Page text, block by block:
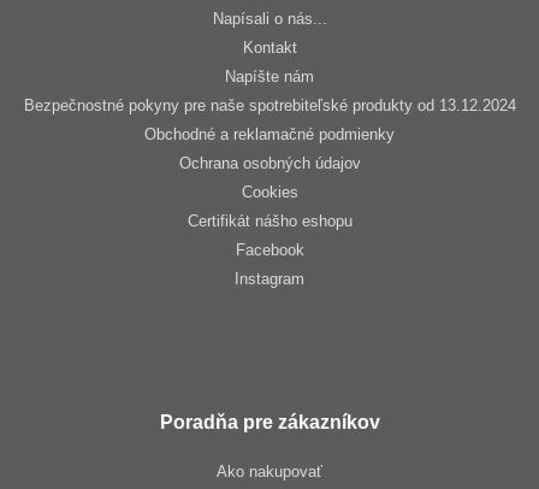
Napísali o nás...
Kontakt
Napíšte nám
Bezpečnostné pokyny pre naše spotrebiteľské produkty od 13.12.2024
Obchodné a reklamačné podmienky
Ochrana osobných údajov
Cookies
Certifikát nášho eshopu
Facebook
Instagram
Poradňa pre zákazníkov
Ako nakupovať